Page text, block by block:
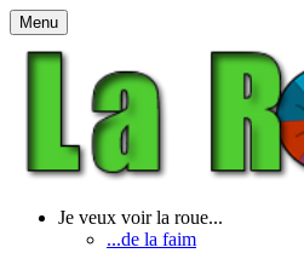
Menu
Je veux voir la roue...
...de la faim